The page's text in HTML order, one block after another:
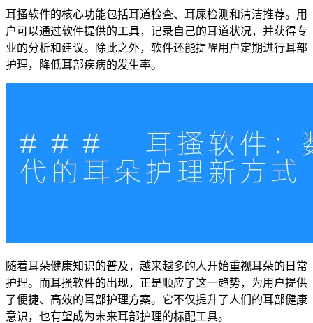
耳搔软件的核心功能包括耳道检查、耳屎检测和清洁推荐。用
户可以通过软件提供的工具，记录自己的耳道状况，并获得专
业的分析和建议。除此之外，软件还能提醒用户定期进行耳部
护理，降低耳部疾病的发生率。
随着耳朵健康知识的普及，越来越多的人开始重视耳朵的日常
护理。而耳搔软件的出现，正是顺应了这一趋势，为用户提供
了便捷、高效的耳部护理方案。它不仅提升了人们的耳部健康
意识，也有望成为未来耳部护理的标配工具。